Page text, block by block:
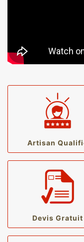
Artisan
Devis Gratuit